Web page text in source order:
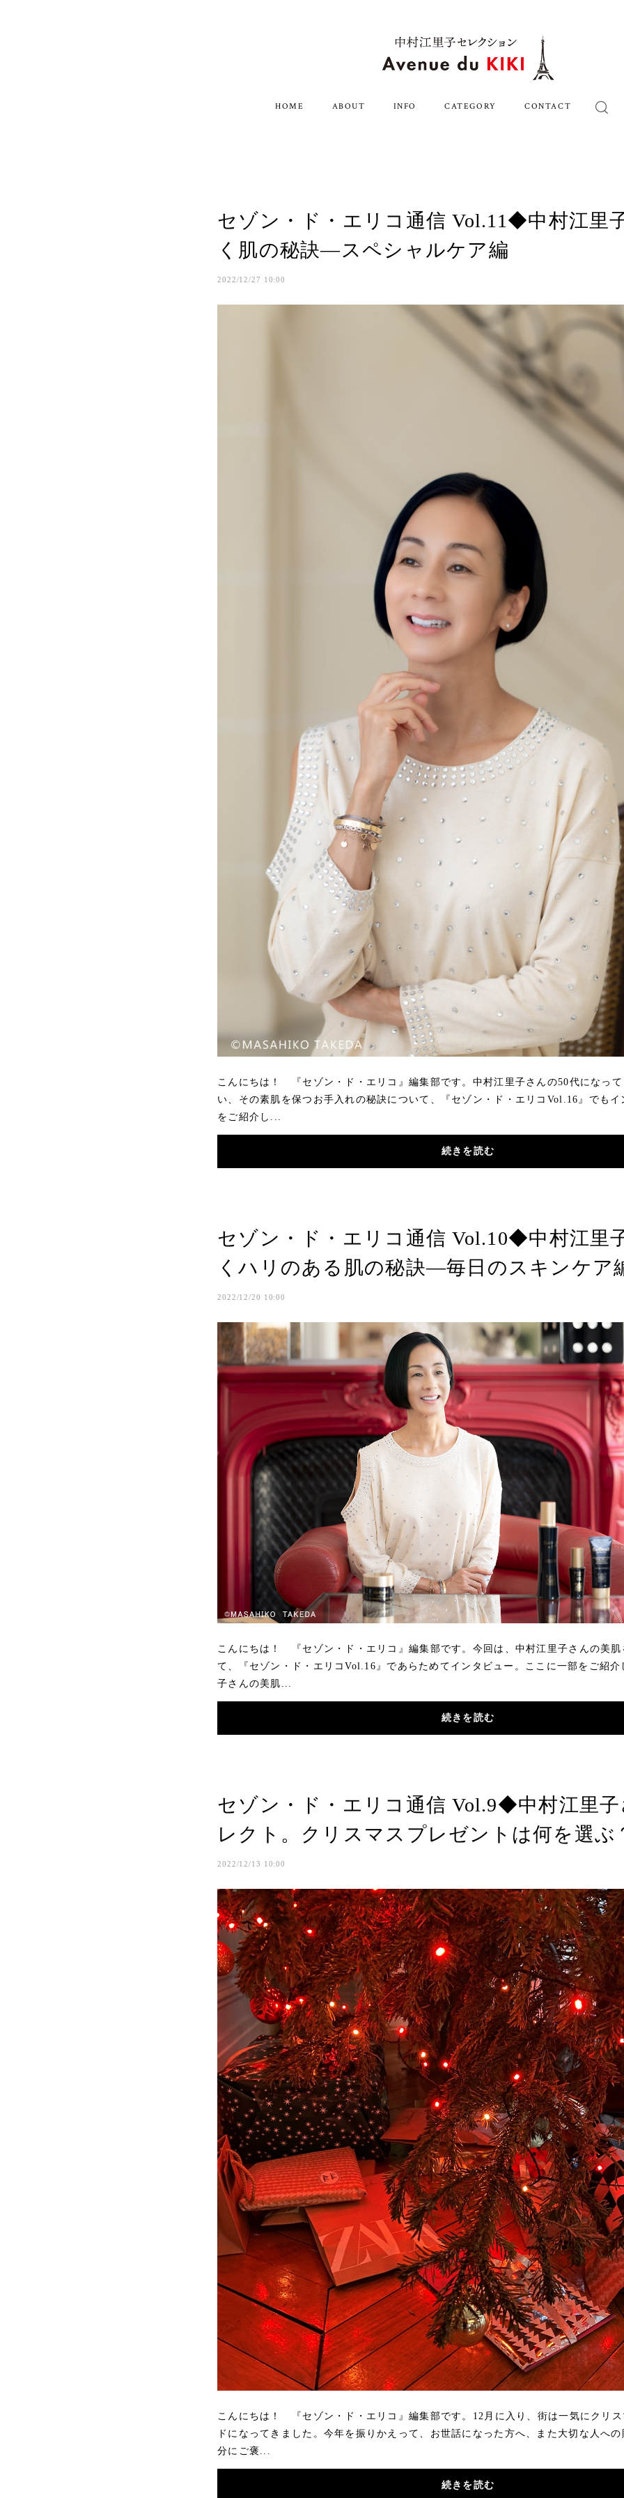
HOME ABOUT INFO CATEGORY CONTACT
セゾン・ド・エリコ通信 Vol.11◆中村江里
く肌の秘訣―スペシャルケア編
2022/12/27 10:00
こんにちは！ 『セゾン・ド・エリコ』編集部です。中村江里子さんの50代になっ
い、その素肌を保つお手入れの秘訣について、『セゾン・ド・エリコVol.16』でも
をご紹介し...
続きを読む
セゾン・ド・エリコ通信 Vol.10◆中村江里
くハリのある肌の秘訣―毎日のスキンケア
2022/12/20 10:00
こんにちは！ 『セゾン・ド・エリコ』編集部です。今回は、中村江里子さんの美
て、『セゾン・ド・エリコVol.16』であらためてインタビュー。ここに一部をご紹
子さんの美肌...
続きを読む
セゾン・ド・エリコ通信 Vol.9◆中村江里
レクト。クリスマスプレゼントは何を選ぶ
2022/12/13 10:00
こんにちは！ 『セゾン・ド・エリコ』編集部です。12月に入り、街は一気にクリ
ドになってきました。今年を振りかえって、お世話になった方へ、また大切な人へ
分にご褒...
続きを読む